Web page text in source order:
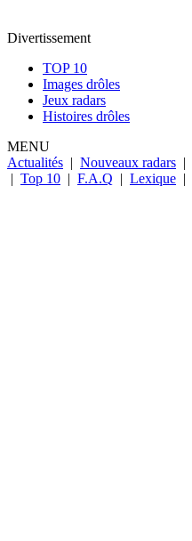
Divertissement
TOP 10
Images drôles
Jeux radars
Histoires drôles
MENU
Actualités | Nouveaux radars |
| Top 10 | F.A.Q | Lexique |